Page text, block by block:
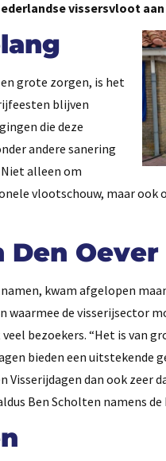
vissersvloot
grote zorgen, is het
blijven
die deze
andere sanering
alleen om
vlootschouw, maar
Den Oever
kwam afgelopen
waarmee de visserijsector
bezoekers. “Het is van
bieden een uitstekende
dan ook zeer
Ben Scholten namens de